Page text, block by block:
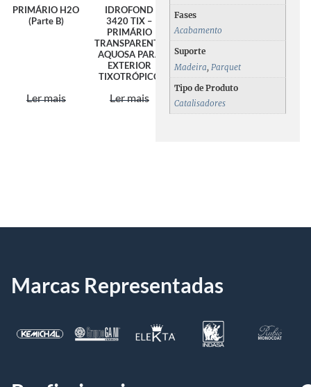
PRIMÁRIO H2O
(Parte B)
Ler mais
IDROFOND
3420 TIX –
PRIMÁRIO
TRANSPARENTE
AQUOSA PARA
EXTERIOR
TIXOTRÓPICO
Ler mais
Fases
Acabamento
Suporte
Madeira, Parquet
Tipo de Produto
Catalisadores
Marcas Representadas